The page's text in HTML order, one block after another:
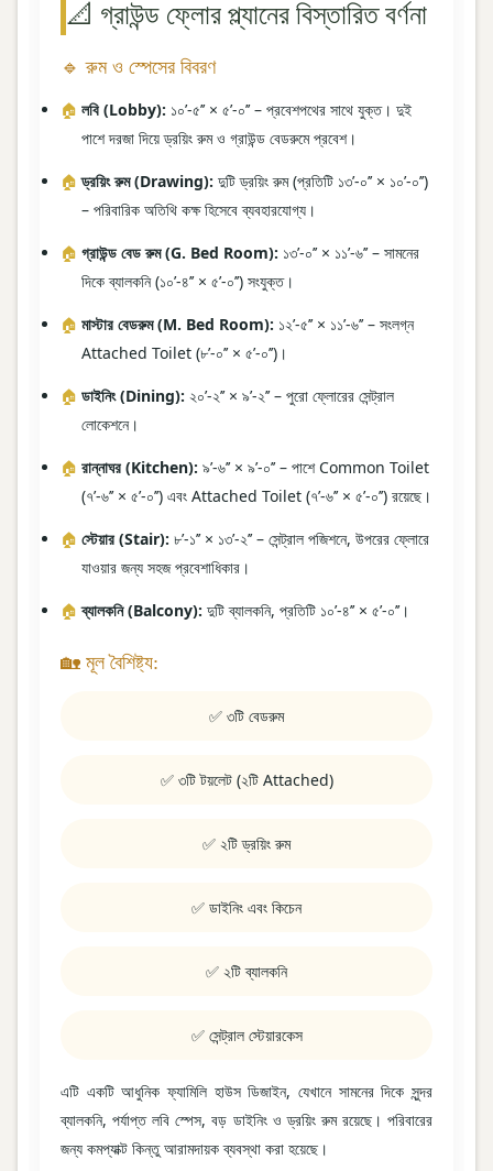
📐 গ্রাউন্ড ফ্লোর প্ল্যানের বিস্তারিত বর্ণনা
🔹 রুম ও স্পেসের বিবরণ
লবি (Lobby): ১০’-৫’’ × ৫’-০’’ – প্রবেশপথের সাথে যুক্ত। দুই
পাশে দরজা দিয়ে ড্রয়িং রুম ও গ্রাউন্ড বেডরুমে প্রবেশ।
ড্রয়িং রুম (Drawing): দুটি ড্রয়িং রুম (প্রতিটি ১৩’-০’’ × ১০’-০’’)
– পরিবারিক অতিথি কক্ষ হিসেবে ব্যবহারযোগ্য।
গ্রাউন্ড বেড রুম (G. Bed Room): ১৩’-০’’ × ১১’-৬’’ – সামনের
দিকে ব্যালকনি (১০’-৪’’ × ৫’-০’’) সংযুক্ত।
মাস্টার বেডরুম (M. Bed Room): ১২’-৫’’ × ১১’-৬’’ – সংলগ্ন
Attached Toilet (৮’-০’’ × ৫’-০’’)।
ডাইনিং (Dining): ২০’-২’’ × ৯’-২’’ – পুরো ফ্লোরের সেন্ট্রাল
লোকেশনে।
রান্নাঘর (Kitchen): ৯’-৬’’ × ৯’-০’’ – পাশে Common Toilet
(৭’-৬’’ × ৫’-০’’) এবং Attached Toilet (৭’-৬’’ × ৫’-০’’) রয়েছে।
স্টেয়ার (Stair): ৮’-১’’ × ১৩’-২’’ – সেন্ট্রাল পজিশনে, উপরের ফ্লোরে
যাওয়ার জন্য সহজ প্রবেশাধিকার।
ব্যালকনি (Balcony): দুটি ব্যালকনি, প্রতিটি ১০’-৪’’ × ৫’-০’’।
🏡 মূল বৈশিষ্ট্য:
✅ ৩টি বেডরুম
✅ ৩টি টয়লেট (২টি Attached)
✅ ২টি ড্রয়িং রুম
✅ ডাইনিং এবং কিচেন
✅ ২টি ব্যালকনি
✅ সেন্ট্রাল স্টেয়ারকেস
এটি একটি আধুনিক ফ্যামিলি হাউস ডিজাইন, যেখানে সামনের দিকে সুন্দর
ব্যালকনি, পর্যাপ্ত লবি স্পেস, বড় ডাইনিং ও ড্রয়িং রুম রয়েছে। পরিবারের
জন্য কমপ্যাক্ট কিন্তু আরামদায়ক ব্যবস্থা করা হয়েছে।